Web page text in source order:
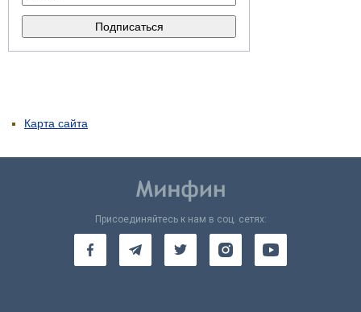
Карта сайта
Присоединяйтесь к нам в соц. сетях: